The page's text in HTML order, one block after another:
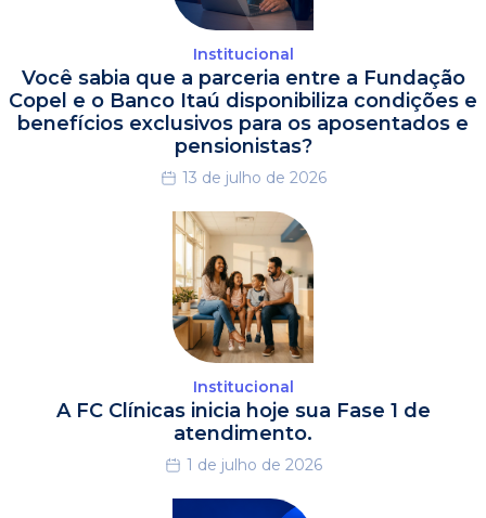
Institucional
Você sabia que a parceria entre a Fundação
Copel e o Banco Itaú disponibiliza condições e
benefícios exclusivos para os aposentados e
pensionistas?
13 de julho de 2026
Institucional
A FC Clínicas inicia hoje sua Fase 1 de
atendimento.
1 de julho de 2026